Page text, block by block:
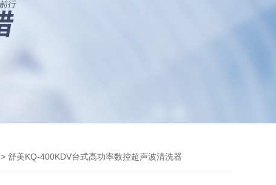
> 舒美KQ-400KDV台式高功率数控超声波清洗器